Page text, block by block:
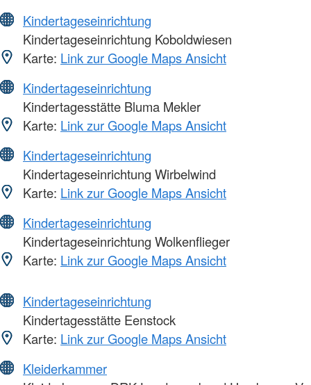
Kindertageseinrichtung
Kindertageseinrichtung Koboldwiesen
Karte: Link zur Google Maps Ansicht
Kindertageseinrichtung
Kindertagesstätte Bluma Mekler
Karte: Link zur Google Maps Ansicht
Kindertageseinrichtung
Kindertageseinrichtung Wirbelwind
Karte: Link zur Google Maps Ansicht
Kindertageseinrichtung
Kindertageseinrichtung Wolkenflieger
Karte: Link zur Google Maps Ansicht
Kindertageseinrichtung
Kindertagesstätte Eenstock
Karte: Link zur Google Maps Ansicht
Kleiderkammer